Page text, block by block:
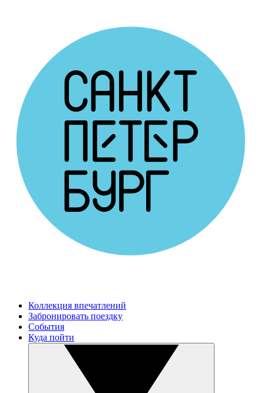
Коллекция впечатлений
Забронировать поездку
События
Куда пойти